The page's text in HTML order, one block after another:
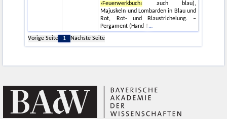
›Feuerwerkbuch‹
auch blau),
Majuskeln und Lombarden in Blau und
Rot, Rot- und Blaustrichelung. –
Pergament (Hand II
Vorige Seite
1 Nächste Seite